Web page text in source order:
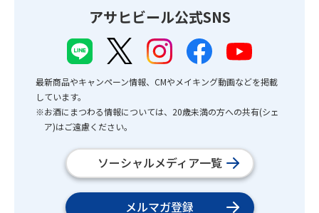
アサヒビール公式SNS
最新商品やキャンペーン情報、CMやメイキング動画などを掲載
しています。
※お酒にまつわる情報については、20歳未満の方への共有(シェ
ア)はご遠慮ください。
ソーシャルメディア一覧
メルマガ登録